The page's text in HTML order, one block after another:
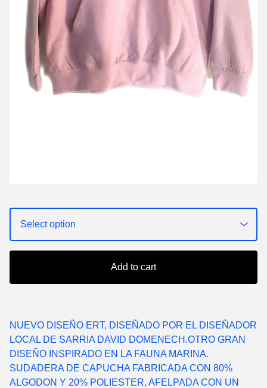
Add to cart
NUEVO DISEÑO ERT, DISEÑADO POR EL DISEÑADOR
LOCAL DE SARRIA DAVID DOMENECH.OTRO GRAN
DISEÑO INSPIRADO EN LA FAUNA MARINA.
SUDADERA DE CAPUCHA FABRICADA CON 80%
ALGODON Y 20% POLIESTER, AFELPADA CON UN